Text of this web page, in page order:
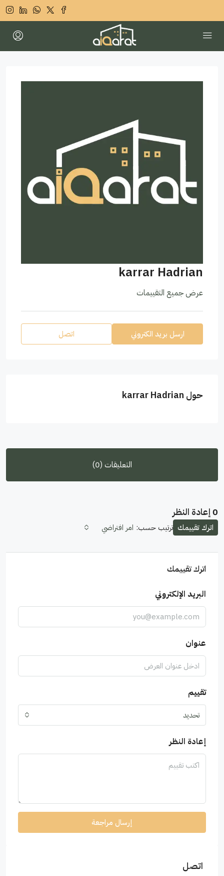
karrar Hadrian
عرض جميع التقييمات
ارسل بريد الكتروني اتصل
حول karrar Hadrian
التعليقات (0)
0 إعادة النظر
ترتيب حسب: امر افتراضي اترك تقييمك
اترك تقييمك
البريد الإلكتروني
عنوان
تقييم
تحديد
إعادة النظر
إرسال مراجعة
اتصل